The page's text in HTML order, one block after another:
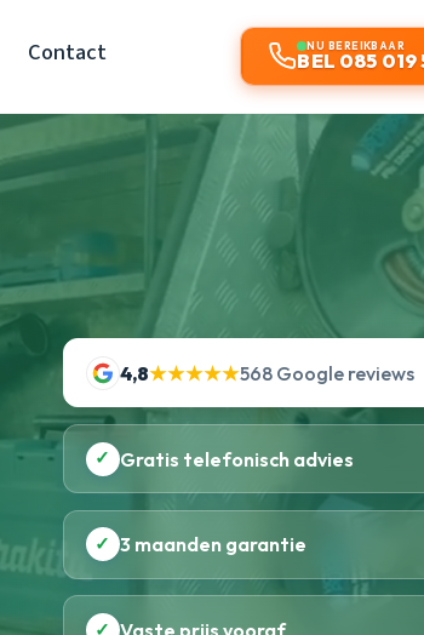
Contact NU BEREIKBAAR
BEL 085 019
4,8★★★★★568 Google reviews
✓ Gratis telefonisch advies
✓ 3 maanden garantie
✓